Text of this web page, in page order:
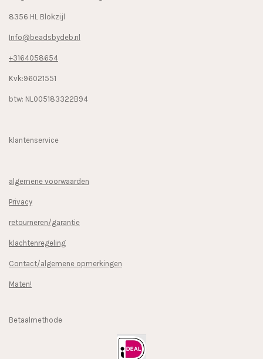
8356 HL Blokzijl
Info@beadsbydeb.nl
+3164058654
Kvk:96021551
btw: NL005183322B94
klantenservice
algemene voorwaarden
Privacy
retourneren/garantie
klachtenregeling
Contact/algemene opmerkingen
Maten!
Betaalmethode